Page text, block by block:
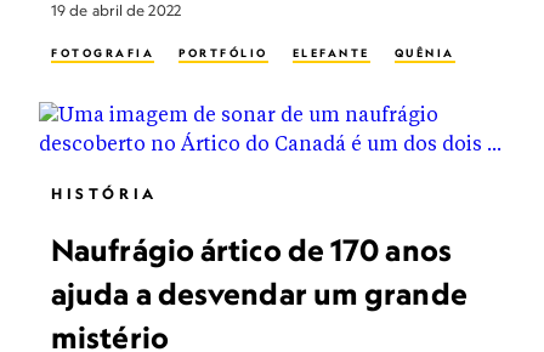
19 de abril de 2022
FOTOGRAFIA PORTFÓLIO ELEFANTE QUÊNIA
HISTÓRIA
Naufrágio ártico de 170 anos
ajuda a desvendar um grande
mistério